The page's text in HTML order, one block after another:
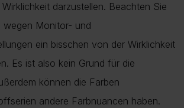
darzustellen. Beachten Sie
wegen Monitor- und
ein bisschen von der Wirklichkeit
Es ist also kein Grund für die
können die Farben
andere Farbnuancen haben.